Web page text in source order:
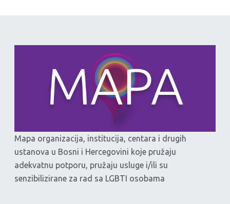
Mapa organizacija, institucija, centara i drugih
ustanova u Bosni i Hercegovini koje pružaju
adekvatnu potporu, pružaju usluge i/ili su
senzibilizirane za rad sa LGBTI osobama